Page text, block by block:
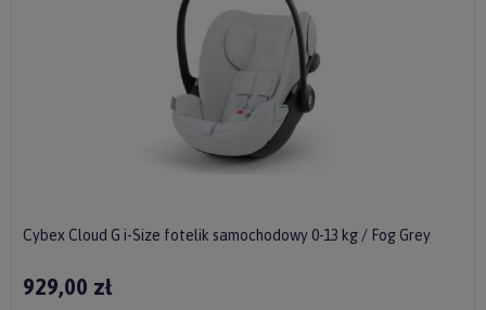
Cybex Cloud G i-Size fotelik samochodowy 0-13 kg / Fog Grey
929,00 zł